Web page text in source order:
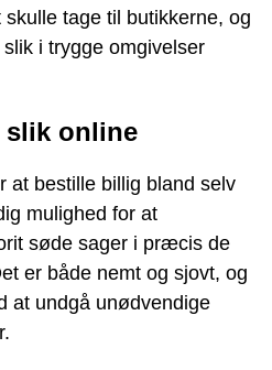
tage til butikkerne, og
i trygge omgivelser
online
at bestille billig bland selv
mulighed for at
søde sager i præcis de
er både nemt og sjovt, og
at undgå unødvendige